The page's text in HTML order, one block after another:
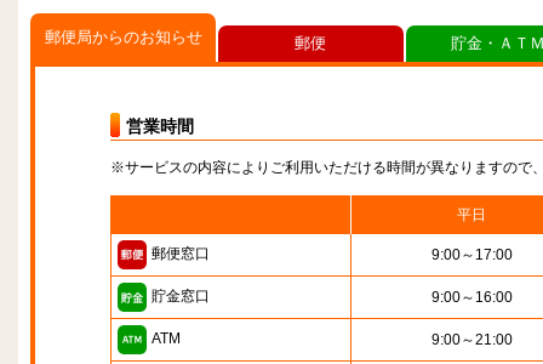
郵便局からのお知らせ
営業時間
※サービスの内容によりご利用いただける時間が異なりますので
平日
郵便窓口 9:00～17:00
貯金窓口 9:00～16:00
ATM 9:00～21:00
郵便 貯金・ＡＴ